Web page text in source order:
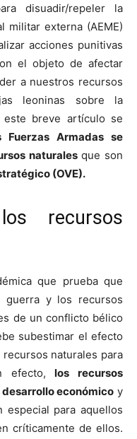
disuadir/repeler la
militar externa (AEME)
acciones punitivas
el objeto de afectar
a nuestros recursos
leoninas sobre la
breve artículo se
Armadas se
naturalesque son
(OVE).
recursos
que prueba que
guerra y los recursos
de un conflicto bélico
subestimar el efecto
naturales para
efecto, los recursos
económico y
especial para aquellos
críticamente de ellos.